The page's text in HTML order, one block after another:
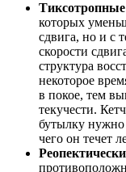
которых
сдвига, но и с
скорости
структура
некоторое
в покое, тем
текучести.
бутылку нужно
чего он течет